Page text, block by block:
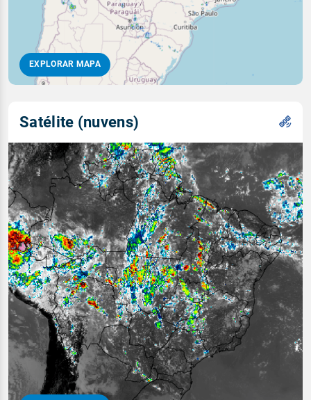
EXPLORAR MAPA
Satélite (nuvens)